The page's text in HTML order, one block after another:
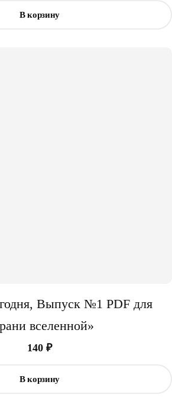
В корзину
Выпуск №1 PDF для
вселенной»
140 ₽
В корзину